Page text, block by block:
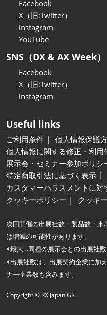
Facebook
X（旧:Twitter）
instagram
YouTube
SNS（DX & AX Week）
Facebook
X（旧:Twitter）
instagram
Useful links
ご利用条件
個人情報保護
個人情報に関する修正・利用
展示会・セミナー参加ポリシ
特定商取引法に基づく表示
カスタマーハラスメントに対
クッキーポリシー
クッキ
次回開催の出展社数・製品数・
は増減の可能性があります。
※最大…同種の展示会との出展社数
※出展社数は、出展契約企業に加
ナー企業数も含みます。
Copyright © RX Japan GK